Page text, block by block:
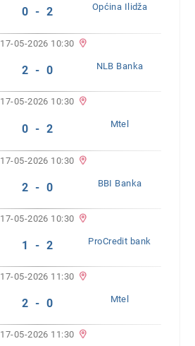
0 - 2 Općina Ilidža
17-05-2026 10:30
2 - 0 NLB Banka
17-05-2026 10:30
0 - 2 Mtel
17-05-2026 10:30
2 - 0 BBI Banka
17-05-2026 10:30
1 - 2 ProCredit bank
17-05-2026 11:30
2 - 0 Mtel
17-05-2026 11:30